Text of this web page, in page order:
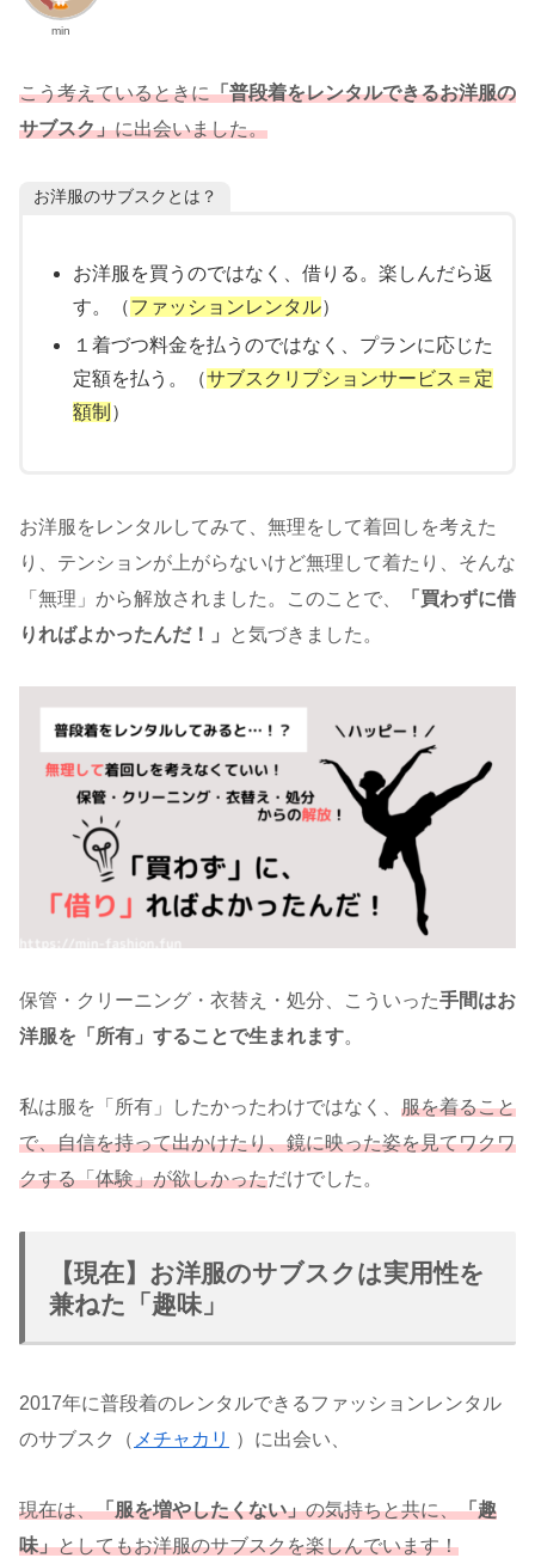
min
こう考えているときに「普段着をレンタルできるお洋服の
サブスク」に出会いました。
お洋服のサブスクとは？
お洋服を買うのではなく、借りる。楽しんだら返
す。（ファッションレンタル）
１着づつ料金を払うのではなく、プランに応じた
定額を払う。（サブスクリプションサービス＝定
額制 ）
お洋服をレンタルしてみて、無理をして着回しを考えた
り、テンションが上がらないけど無理して着たり、そんな
「無理」から解放されました。このことで、
「買わずに借
りればよかったんだ！」
と気づきました。
保管・クリーニング・衣替え・処分、こういった手間はお
洋服を「所有」することで生まれます。
私は服を「所有」したかったわけではなく、 服を着ること
で、自信を持って出かけたり、鏡に映った姿を見てワクワ
クする「体験」が欲しかっただけでした。
【現在】お洋服のサブスクは実用性を
兼ねた「趣味」
2017年に普段着のレンタルできるファッションレンタル
のサブスク（ メチャカリ ）に出会い、
現在は、「服を増やしたくない」の気持ちと共に、「趣
味」としてもお洋服のサブスクを楽しんでいます！